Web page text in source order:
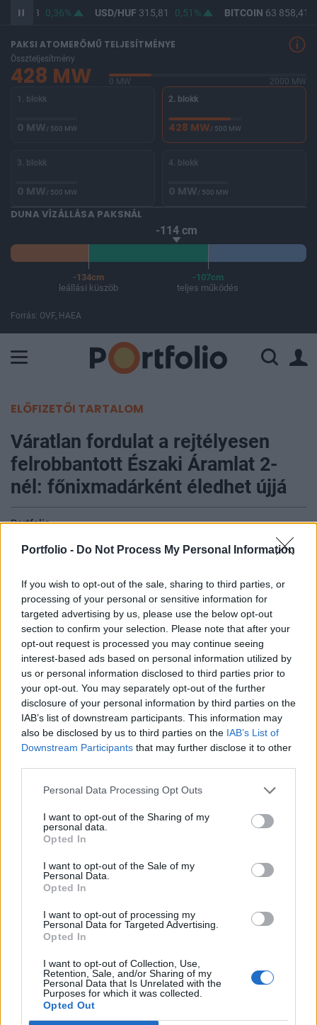
Portfolio - Do Not Process My Personal Information
If you wish to opt-out of the sale, sharing to third parties, or
processing of your personal or sensitive information for
targeted advertising by us, please use the below opt-out
section to confirm your selection. Please note that after your
opt-out request is processed you may continue seeing
interest-based ads based on personal information utilized by
us or personal information disclosed to third parties prior to
your opt-out. You may separately opt-out of the further
disclosure of your personal information by third parties on the
IAB’s list of downstream participants. This information may
also be disclosed by us to third parties on the IAB’s List of
Downstream Participants that may further disclose it to other
Personal Data Processing Opt Outs
I want to opt-out of the Sharing of my
personal data.
Opted In
I want to opt-out of the Sale of my
Personal Data.
Opted In
I want to opt-out of processing my
Personal Data for Targeted Advertising.
Opted In
I want to opt-out of Collection, Use,
Retention, Sale, and/or Sharing of my
Personal Data that Is Unrelated with the
Purposes for which it was collected.
Opted Out
364,48 0,36% USD/HUF315,81 0,51% BITCOIN63 858,41
PAKSI ATOMERŐMŰ TELJESÍTMÉNYE
Összteljesítmény
428 MW 0 MW
2000 MW
1. blokk
0 MW/ 500 MW
2. blokk
428 MW/ 500 MW
3. blokk
0 MW/ 500 MW
4. blokk
0 MW/ 500 MW
DUNA VÍZÁLLÁSA PAKSNÁL
-114 cm
-134cm
leállási küszöb
-107cm
teljes működés
Forrás: OVF, HAEA
ELŐFIZETŐI TARTALOM
Váratlan fordulat a rejtélyesen
felrobbantott Északi Áramlat 2-
nél: főnixmadárként éledhet újjá
Portfolio
nyilatkozott az ügyben, de kormányzathoz közel
álló iparági értesülések szerint új szerepet kaphat
a 2022-ben felrobbantott Északi Áramlat 2
gázvezeték - értesült a Handelsblatt német portál.
A tervek szerint a vezetékszakaszt a
Finnországból származó zöld hidrogén
importálására élesztenék fel hamvaiból. Nincs
sok idő a döntés meghozatalára, ugyanis már a
bíróság előtt van a Gazprom tulajdonában álló
legjelentősebb üzleti fenntarthatósági találkozója, a
Portfolio Sustainable World 2026. A szektorsemleges
konferencia a zöld gazdasággal kapcsolatos
aktualitásokkal, a legégetőbb beavatkozási gyakorlatokkal
foglalkozik, de emellett helyszíne a Green Awards
díjátadónak is. Részletek a linken.Információ és
jelentkezésÚjra...
KEDVES OLVASÓNK!
A keresett cikk a portfolio.hu hírarchívumához
tartozik, melynek olvasása előfizetéses